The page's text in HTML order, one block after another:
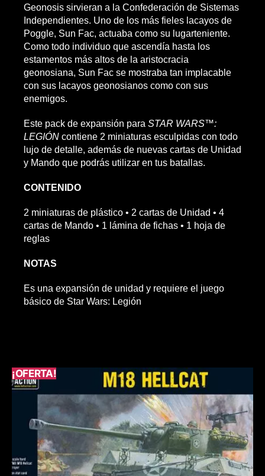
¡OFERTA!
Geonosis sirvieran a la Confederación de Sistemas
Independientes. Uno de los más fieles lacayos de
Poggle, Sun Fac, actuaba como su lugarteniente.
Como todo individuo que ascendía hasta los
estamentos más altos de la aristocracia
geonosiana, Sun Fac se mostraba tan implacable
con sus lacayos geonosianos como con sus
enemigos.
Este pack de expansión para STAR WARS™:
LEGIÓN contiene 2 miniaturas esculpidas con todo
lujo de detalle, además de nuevas cartas de Unidad
y Mando que podrás utilizar en tus batallas.
CONTENIDO
2 miniaturas de plástico • 2 cartas de Unidad • 4
cartas de Mando • 1 lámina de fichas • 1 hoja de
reglas
NOTAS
Es una expansión de unidad y requiere el juego
básico de Star Wars: Legión